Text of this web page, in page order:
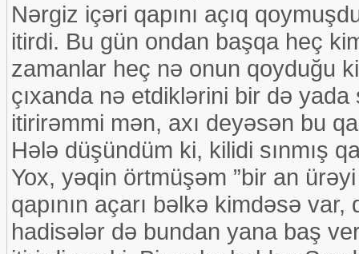
Nərgiz içəri qapını açıq
itirdi. Bu gün ondan başqa heç
zamanlar heç nə onun qoyduğu
çıxanda nə etdiklərini bir də yada
itirirəmmi mən, axı deyəsən bu
Hələ düşündüm ki, kilidi sınmış
Yox, yəqin örtmüşəm ”bir an
qapının açarı bəlkə kimdəsə
hadisələr də bundan yana baş